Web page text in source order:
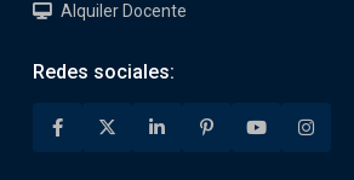
Alquiler Docente
Redes sociales: